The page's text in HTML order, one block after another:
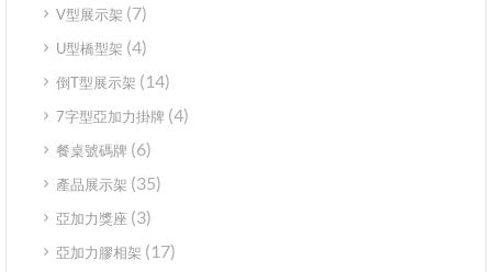
V型展示架 (7)
U型橋型架 (4)
倒T型展示架 (14)
7字型亞加力掛牌 (4)
餐桌號碼牌 (6)
產品展示架 (35)
亞加力獎座 (3)
亞加力膠相架 (17)